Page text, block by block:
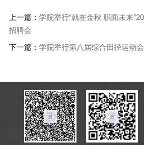
上一篇： 学院举行“就在金秋 职面未来
招聘会
下一篇： 学院举行第八届综合田径运动会